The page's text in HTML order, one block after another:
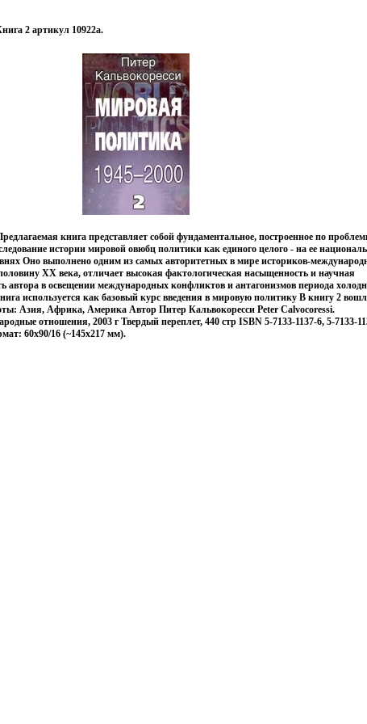
2 артикул 10922a.
книга представляет собой фундаментальное, построенное по
истории мировой овюбц политики как единого целого - на ее
Оно выполнено одним из самых авторитетных в мире историков-
XX века, отличает высокая фактологическая насыщенность и научная
автора в освещении международных конфликтов и антагонизмов периода
используется как базовый курс введения в мировую политику В книгу 2
Азия, Африка, Америка Автор Питер Кальвокоресси Peter Calvocoressi.
отношения, 2003 г Твердый переплет, 440 стр ISBN 5-7133-1137-6, 5-7133-
60x90/16 (~145х217 мм).